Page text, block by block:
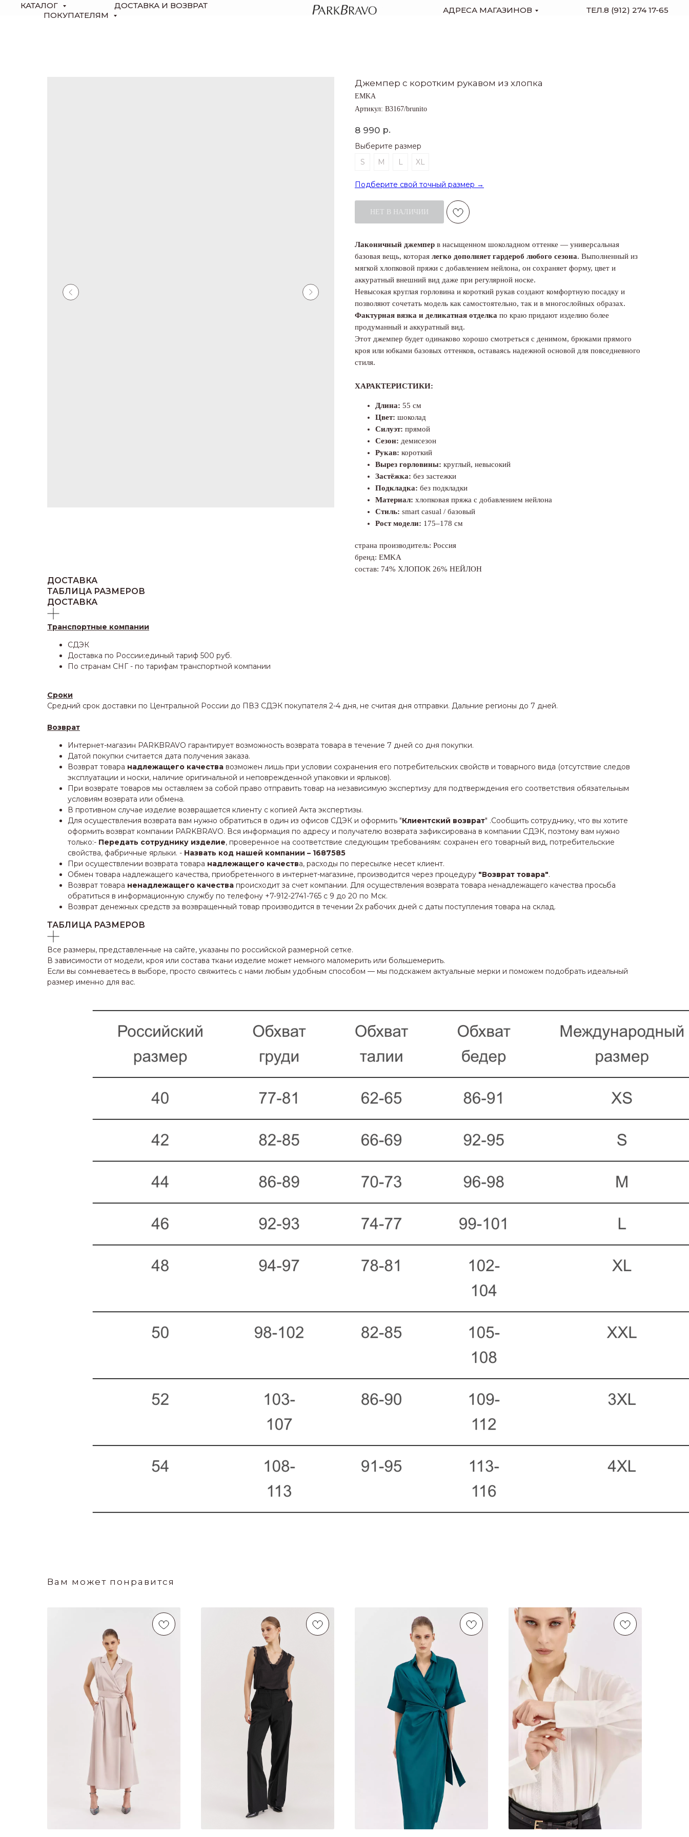
КАТАЛОГ
ДОСТАВКА И ВОЗВРАТ
ПОКУПАТЕЛЯМ
АДРЕСА МАГАЗИНОВ ТЕЛ.8 (912) 274 17-65
Джемпер с коротким рукавом из хлопка
EMKA
Артикул: B3167/brunito
8 990 р.
Выберите размер
S
M L XL
Подберите свой точный размер →
НЕТ В НАЛИЧИИ
Лаконичный джемпер в насыщенном шоколадном оттенке — универсальная
базовая вещь, которая легко дополняет гардероб любого сезона. Выполненный из
мягкой хлопковой пряжи с добавлением нейлона, он сохраняет форму, цвет и
аккуратный внешний вид даже при регулярной носке.
Невысокая круглая горловина и короткий рукав создают комфортную посадку и
позволяют сочетать модель как самостоятельно, так и в многослойных образах.
Фактурная вязка и деликатная отделка по краю придают изделию более
продуманный и аккуратный вид.
Этот джемпер будет одинаково хорошо смотреться с денимом, брюками прямого
кроя или юбками базовых оттенков, оставаясь надежной основой для повседневного
стиля.
ХАРАКТЕРИСТИКИ:
Длина: 55 см
Цвет: шоколад
Силуэт: прямой
Сезон: демисезон
Рукав: короткий
Вырез горловины: круглый, невысокий
Застёжка: без застежки
Подкладка: без подкладки
Материал: хлопковая пряжа с добавлением нейлона
Стиль: smart casual / базовый
Рост модели: 175–178 см
страна производитель: Россия
бренд: EMKA
состав: 74% ХЛОПОК 26% НЕЙЛОН
ДОСТАВКА
ТАБЛИЦА РАЗМЕРОВ
ДОСТАВКА
Транспортные компании
СДЭК
Доставка по России:единый тариф 500 руб.
По странам СНГ - по тарифам транспортной компании
Сроки
Средний срок доставки по Центральной России до ПВЗ СДЭК покупателя 2-4 дня, не считая дня отправки. Дальние регионы до 7 дней.
Возврат
Интернет-магазин PARKBRAVO гарантирует возможность возврата товара в течение 7 дней со дня покупки.
Датой покупки считается дата получения заказа.
Возврат товара надлежащего качества возможен лишь при условии сохранения его потребительских свойств и товарного вида (отсутствие следов
эксплуатации и носки, наличие оригинальной и неповрежденной упаковки и ярлыков).
При возврате товаров мы оставляем за собой право отправить товар на независимую экспертизу для подтверждения его соответствия обязательным
условиям возврата или обмена.
В противном случае изделие возвращается клиенту с копией Акта экспертизы.
Для осуществления возврата вам нужно обратиться в один из офисов СДЭК и оформить "Клиентский возврат" .Сообщить сотруднику, что вы хотите
оформить возврат компании PARKBRAVO. Вся информация по адресу и получателю возврата зафиксирована в компании СДЭК, поэтому вам нужно
только:- Передать сотруднику изделие, проверенное на соответствие следующим требованиям: сохранен его товарный вид, потребительские
свойства, фабричные ярлыки. - Назвать код нашей компании – 1687585
При осуществлении возврата товара надлежащего качества, расходы по пересылке несет клиент.
Обмен товара надлежащего качества, приобретенного в интернет-магазине, производится через процедуру "Возврат товара".
Возврат товара ненадлежащего качества происходит за счет компании. Для осуществления возврата товара ненадлежащего качества просьба
обратиться в информационную службу по телефону +7-912-2741-765 с 9 до 20 по Мск.
Возврат денежных средств за возвращенный товар производится в течении 2х рабочих дней с даты поступления товара на склад.
ТАБЛИЦА РАЗМЕРОВ
Все размеры, представленные на сайте, указаны по российской размерной сетке.
В зависимости от модели, кроя или состава ткани изделие может немного маломерить или большемерить.
Если вы сомневаетесь в выборе, просто свяжитесь с нами любым удобным способом — мы подскажем актуальные мерки и поможем подобрать идеальный
размер именно для вас.
Вам может понравится